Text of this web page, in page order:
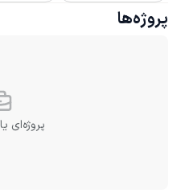
پروژه‌ها
پروژه‌ای